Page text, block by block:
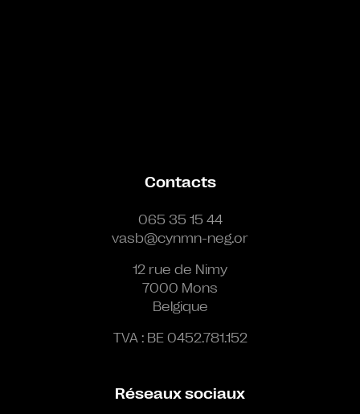
Contacts
065 35 15 44
vasb@cynmn-neg.or
12 rue de Nimy
7000 Mons
Belgique
TVA : BE 0452.781.152
Réseaux sociaux